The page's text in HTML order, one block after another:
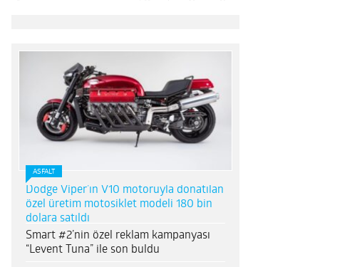
ASFALT
Dodge Viper’ın V10 motoruyla donatılan
özel üretim motosiklet modeli 180 bin
dolara satıldı
Smart #2’nin özel reklam kampanyası
“Levent Tuna” ile son buldu